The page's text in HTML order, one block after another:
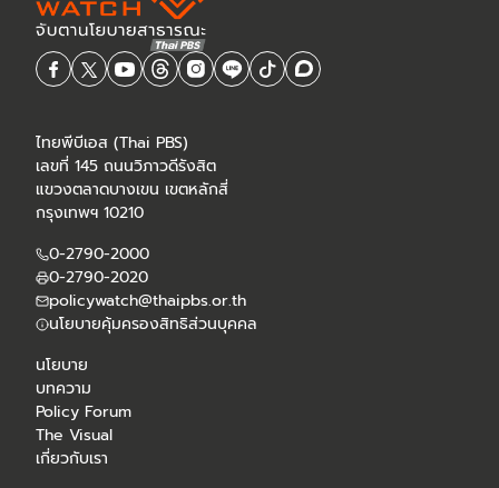
ไทยพีบีเอส (Thai PBS)
เลขที่ 145 ถนนวิภาวดีรังสิต
แขวงตลาดบางเขน เขตหลักสี่
กรุงเทพฯ 10210
0-2790-2000
0-2790-2020
policywatch@thaipbs.or.th
นโยบายคุ้มครองสิทธิส่วนบุคคล
นโยบาย
บทความ
Policy Forum
The Visual
เกี่ยวกับเรา